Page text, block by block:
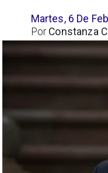
Martes, 6 De
Constanza
Por